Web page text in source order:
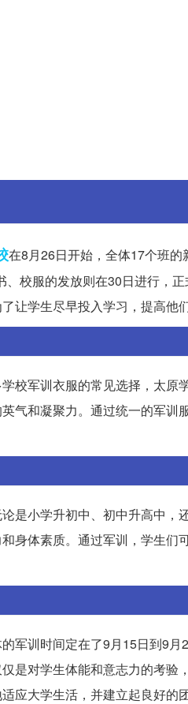
在8月26日开始，全体17个班的
校服的发放则在30日进行，
让学生尽早投入学习，提高他
校军训衣服的常见选择，太原
气和凝聚力。通过统一的军训
是小学升初中、初中升高中，
身体素质。通过军训，学生们
军训时间定在了9月15日到9月
是对学生体能和意志力的考验
应大学生活，并建立起良好的